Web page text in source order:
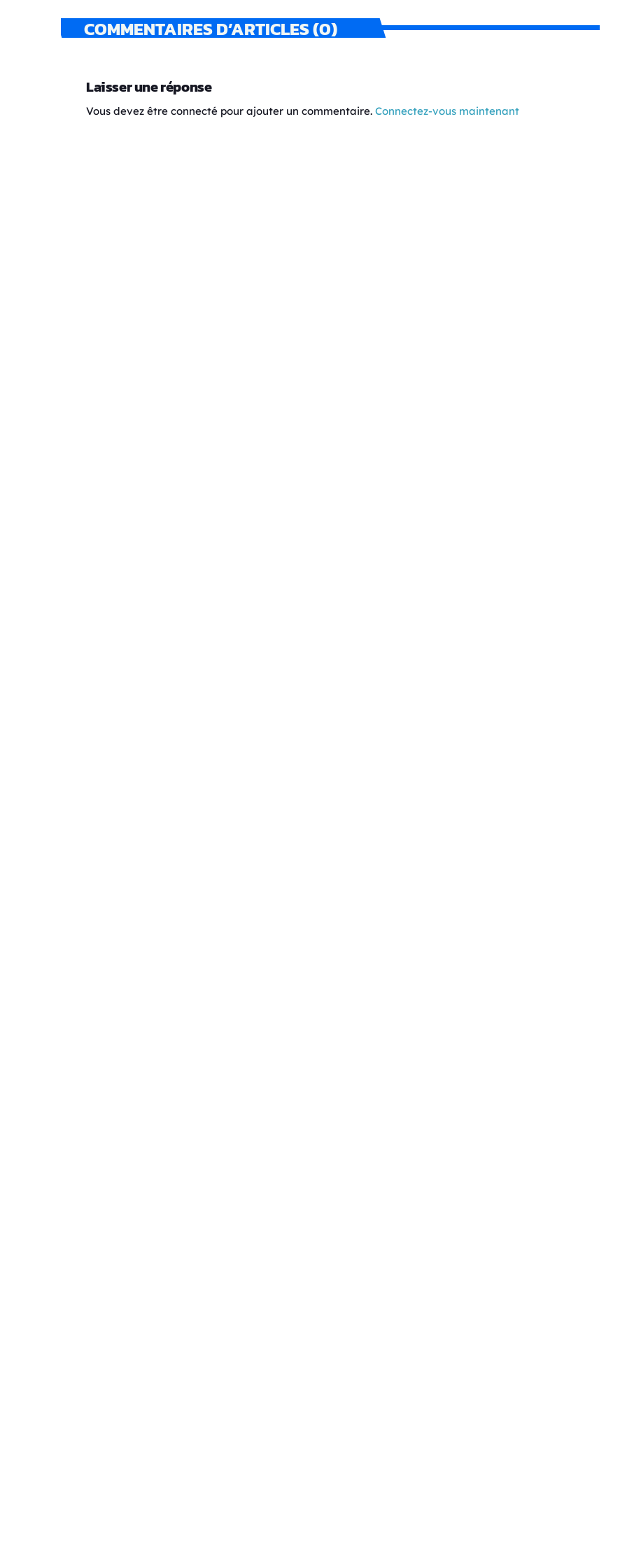
COMMENTAIRES D’ARTICLES (0)
Laisser une réponse
Vous devez être connecté pour ajouter un commentaire. Connectez-vous maintenant